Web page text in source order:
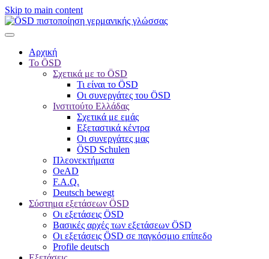
Skip to main content
Αρχική
Το ÖSD
Σχετικά με το ÖSD
Τι είναι το ÖSD
Οι συνεργάτες του ÖSD
Ινστιτούτο Ελλάδας
Σχετικά με εμάς
Εξεταστικά κέντρα
Οι συνεργάτες μας
ÖSD Schulen
Πλεονεκτήματα
OeAD
F.A.Q.
Deutsch bewegt
Σύστημα εξετάσεων ÖSD
Οι εξετάσεις ÖSD
Βασικές αρχές των εξετάσεων ÖSD
Οι εξετάσεις ÖSD σε παγκόσμιο επίπεδο
Profile deutsch